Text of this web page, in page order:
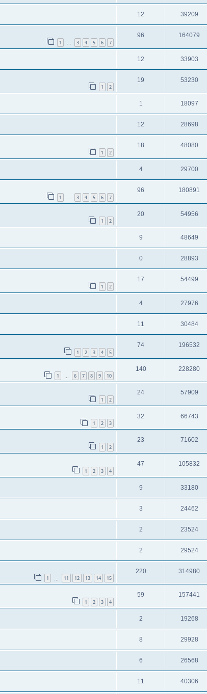
12 39209
1 … 3 4 5 6 7
96 164079
12 33903
1 2
19 53230
1 18097
12 28698
1 2
18 48080
4 29700
1 … 3 4 5 6 7
96 180891
1 2
20 54956
9 48649
0 28893
1 2
17 54499
4 27976
11 30484
1 2 3 4 5
74 196532
1 6 7 8 9 10
140 228280
1 2
24 57909
1 2 3
32 66743
1 2
23 71602
1 2 3 4
47 105832
9 33180
3 24462
2 23524
2 29524
1 11 12 13 14 15
220 314980
1 2 3 4
59 157441
2 19268
8 29928
6 26568
11 40306